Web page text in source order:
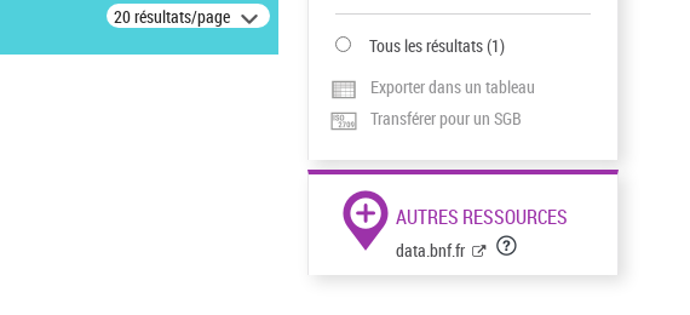
20 résultats/page
Tous les résultats(1)
Exporter dans un tableau
Transférer pour un SGB
AUTRES RESSOURCES
data.bnf.fr